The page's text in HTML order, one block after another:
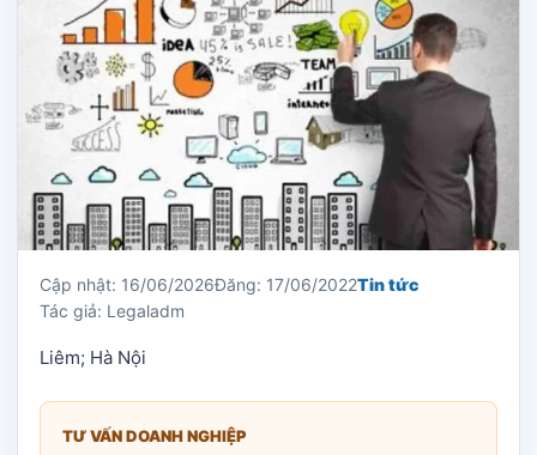
Cập nhật: 16/06/2026Đăng: 17/06/2022Tin tức
Tác giả: Legaladm
Liêm; Hà Nội
TƯ VẤN DOANH NGHIỆP